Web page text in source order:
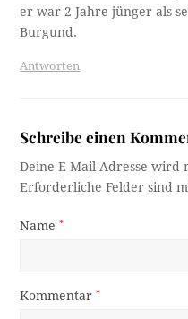
er war 2 Jahre jünger als
Burgund.
Antworten
Schreibe einen
Deine E-Mail-Adresse
Erforderliche Felder sind
Name*
Kommentar*